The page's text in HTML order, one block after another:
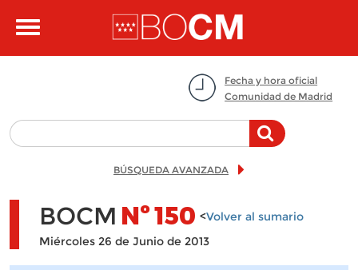
Toggle
Fecha y hora oficial
Comunidad de Madrid
BÚSQUEDA AVANZADA
BOCM Nº150 <Volver al sumario
Miércoles 26 de Junio de 2013